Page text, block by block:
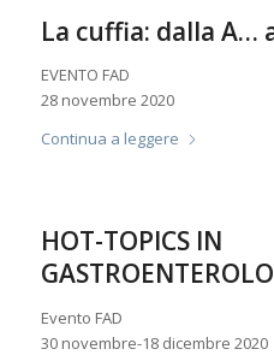
La cuffia: dalla A…
EVENTO FAD
28 novembre 2020
Continua a leggere
HOT-TOPICS IN
Evento FAD
30 novembre-18 dicembre 2020